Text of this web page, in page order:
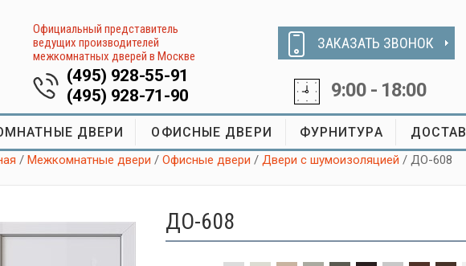
Официальный представитель
ведущих производителей
межкомнатных дверей в Москве
(495) 928-55-91
(495) 928-71-90
ЗАКАЗАТЬ ЗВОНОК
9:00 - 18:00
ДВЕРИ ОФИСНЫЕ ДВЕРИ ФУРНИТУРА
/Межкомнатные двери /Офисные двери /Двери с шумоизоляцией / ДО-608
ДО-608